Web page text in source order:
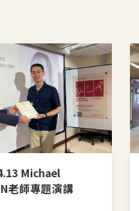
Michael
老師專題演講